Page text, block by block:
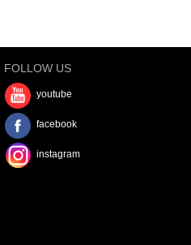
FOLLOW US
youtube
facebook
instagram